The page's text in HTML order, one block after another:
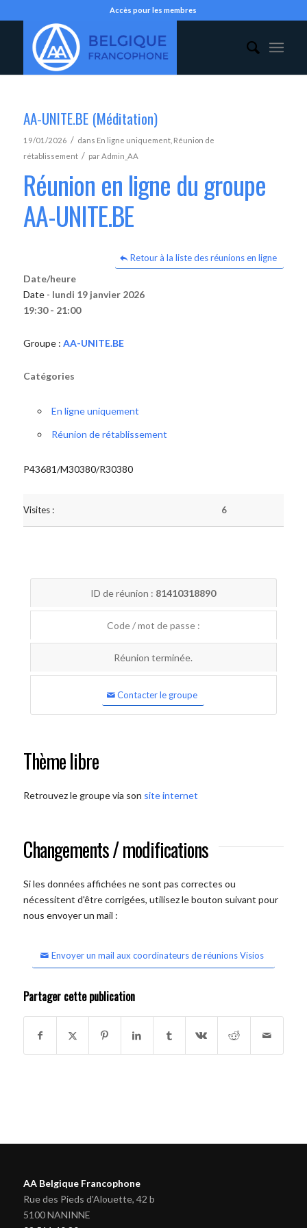
Accès pour les membres
AA-UNITE.BE (Méditation)
19/01/2026 / dans En ligne uniquement, Réunion de
rétablissement / parAdmin_AA
Réunion en ligne du groupe
AA-UNITE.BE
Retour à la liste des réunions en ligne
Date/heure
Date - lundi 19 janvier 2026
19:30 - 21:00
Groupe : AA-UNITE.BE
Catégories
En ligne uniquement
Réunion de rétablissement
P43681/M30380/R30380
Visites : 6
ID de réunion : 81410318890
Code / mot de passe :
Réunion terminée.
Contacter le groupe
Thème libre
Retrouvez le groupe via son site internet
Changements / modifications
Si les données affichées ne sont pas correctes ou
nécessitent d'être corrigées, utilisez le bouton suivant pour
nous envoyer un mail :
Envoyer un mail aux coordinateurs de réunions Visios
Partager cette publication
AA Belgique Francophone
Rue des Pieds d'Alouette, 42 b
5100 NANINNE